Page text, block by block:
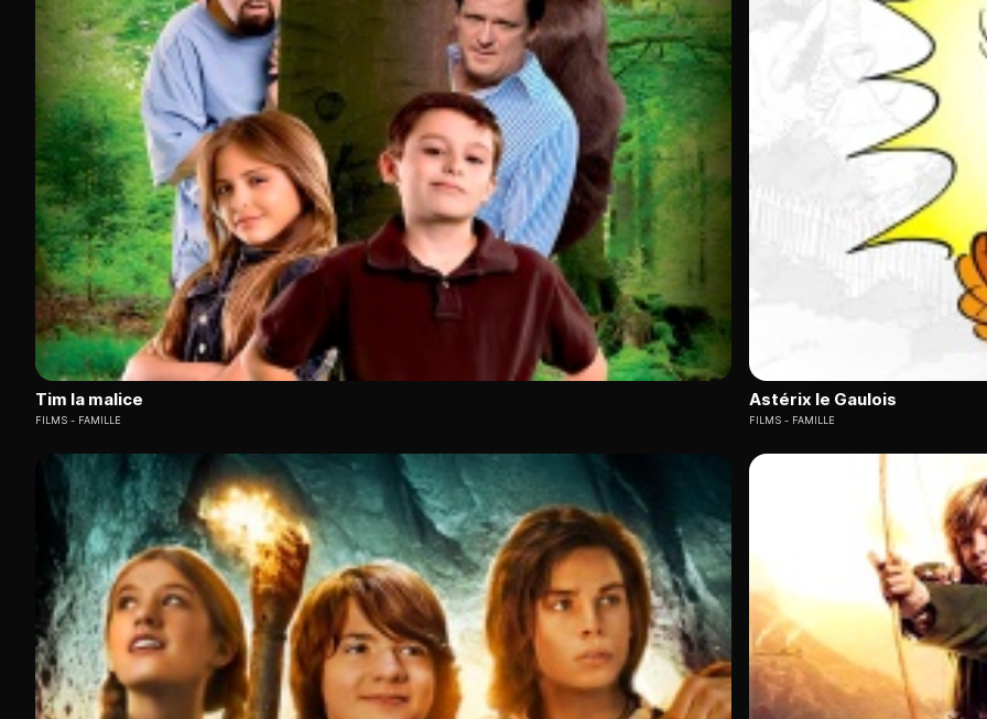
Tim la malice
FILMS FAMILLE
Astérix le Gaulois
FILMS FAMILLE